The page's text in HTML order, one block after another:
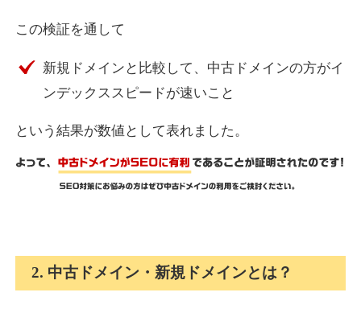
詳細を見る
DA38 外部リンク数
10,800円 入札 0件
詳細を見る
fukuoka-marathon.com
この検証を通して
新規ドメインと比較して、中古ドメインの方がイ
ンデックススピードが速いこと
という結果が数値として表れました。
2. 中古ドメイン・新規ドメインとは？